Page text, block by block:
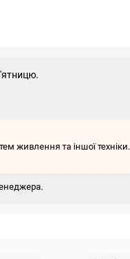
живлення та іншої техніки.